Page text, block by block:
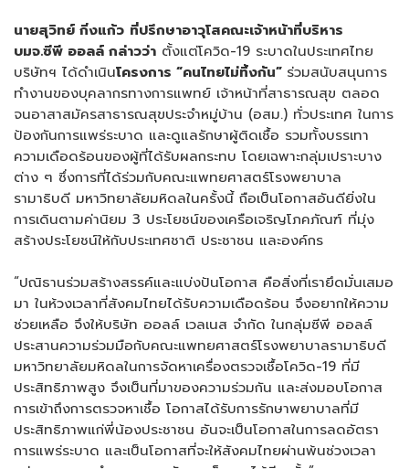
นายสุวิทย์ กิ่งแก้ว ที่ปรึกษาอาวุโสคณะเจ้าหน้าที่บริหาร
บมจ.ซีพี ออลล์ กล่าวว่า ตั้งแต่โควิด-19 ระบาดในประเทศไทย
บริษัทฯ ได้ดำเนินโครงการ “คนไทยไม่ทิ้งกัน” ร่วมสนับสนุนการ
ทำงานของบุคลากรทางการแพทย์ เจ้าหน้าที่สาธารณสุข ตลอด
จนอาสาสมัครสาธารณสุขประจำหมู่บ้าน (อสม.) ทั่วประเทศ ในการ
ป้องกันการแพร่ระบาด และดูแลรักษาผู้ติดเชื้อ รวมทั้งบรรเทา
ความเดือดร้อนของผู้ที่ได้รับผลกระทบ โดยเฉพาะกลุ่มเปราะบาง
ต่าง ๆ ซึ่งการที่ได้ร่วมกับคณะแพทยศาสตร์โรงพยาบาล
รามาธิบดี มหาวิทยาลัยมหิดลในครั้งนี้ ถือเป็นโอกาสอันดียิ่งใน
การเดินตามค่านิยม 3 ประโยชน์ของเครือเจริญโภคภัณฑ์ ที่มุ่ง
สร้างประโยชน์ให้กับประเทศชาติ ประชาชน และองค์กร
“ปณิธานร่วมสร้างสรรค์และแบ่งปันโอกาส คือสิ่งที่เรายึดมั่นเสมอ
มา ในห้วงเวลาที่สังคมไทยได้รับความเดือดร้อน จึงอยากให้ความ
ช่วยเหลือ จึงให้บริษัท ออลล์ เวลเนส จำกัด ในกลุ่มซีพี ออลล์
ประสานความร่วมมือกับคณะแพทยศาสตร์โรงพยาบาลรามาธิบดี
มหาวิทยาลัยมหิดลในการจัดหาเครื่องตรวจเชื้อโควิด-19 ที่มี
ประสิทธิภาพสูง จึงเป็นที่มาของความร่วมกัน และส่งมอบโอกาส
การเข้าถึงการตรวจหาเชื้อ โอกาสได้รับการรักษาพยาบาลที่มี
ประสิทธิภาพแก่พี่น้องประชาชน อันจะเป็นโอกาสในการลดอัตรา
การแพร่ระบาด และเป็นโอกาสที่จะให้สังคมไทยผ่านพ้นช่วงเวลา